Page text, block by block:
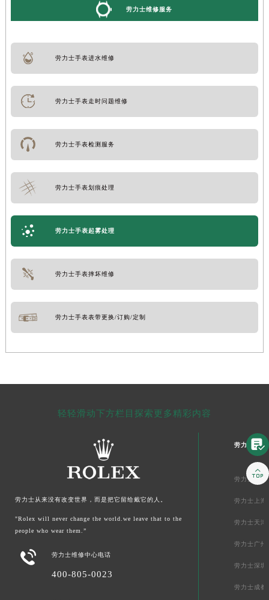
劳力士维修服务
劳力士手表进水维修
劳力士手表走时问题维修
劳力士手表检测服务
劳力士手表划痕处理
劳力士手表起雾处理
劳力士手表摔坏维修
劳力士手表表带更换/订购/定制
轻轻滑动下方栏目探索更多精彩内容
劳力士从来没有改变世界，而是把它留给戴它的人。
"Rolex will never change the world.we leave that to the
people who wear them.”
 劳力士维修中心电话
400-805-0023
劳力士中国
劳力士北京
劳力士上海
劳力士天津
劳力士广州
劳力士深圳
劳力士成都

